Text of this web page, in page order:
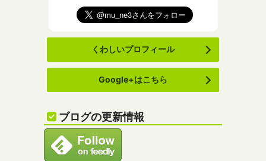
くわしいプロフィール
Google+はこちら
ブログの更新情報